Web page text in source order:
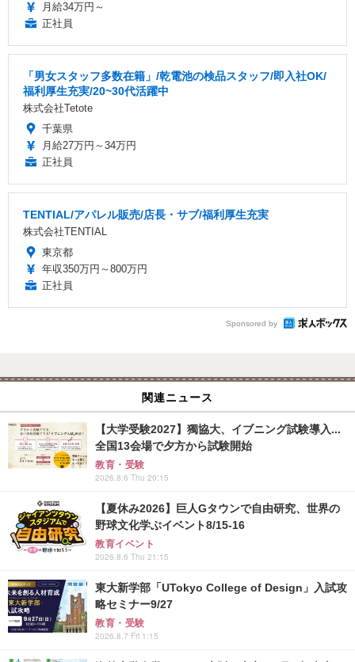
月給34万円～
正社員
「男女スタッフ多数在籍」/乾電池の検品スタッフ/即入社OK/
福利厚生充実/20~30代活躍中
株式会社Tetote
千葉県
月給27万円～34万円
正社員
TENTIAL/アパレル販売/店長・サブ/福利厚生充実
株式会社TENTIAL
東京都
年収350万円～800万円
正社員
Sponsored by
関連ニュース
【大学受験2027】獨協大、イブニング試験導入...
全国13会場で夕方から試験開始
教育・受験
2026.8.6 Thu 20:15
【夏休み2026】巨人Gタウンで自由研究、世界の
野球文化学ぶイベント8/15-16
教育イベント
2026.8.6 Thu 21:15
東大新学部「UTokyo College of Design」入試攻
略セミナー9/27
教育・受験
2026.8.7 Fri 1:15